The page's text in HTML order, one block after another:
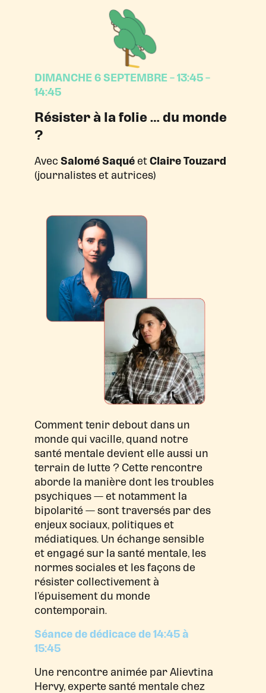
DIMANCHE 6 SEPTEMBRE – 13:45 –
14:45
Résister à la folie … du monde
?
AvecSalomé SaquéetClaire Touzard
(journalistes et autrices)
Comment tenir debout dans un
monde qui vacille, quand notre
santé mentale devient elle aussi un
terrain de lutte ? Cette rencontre
aborde la manière dont les troubles
psychiques — et notamment la
bipolarité — sont traversés par des
enjeux sociaux, politiques et
médiatiques. Un échange sensible
et engagé sur la santé mentale, les
normes sociales et les façons de
résister collectivement à
l’épuisement du monde
contemporain.
Séance de dédicace de 14:45 à
15:45
Une rencontre animée par Alievtina
Hervy, experte santé mentale chez